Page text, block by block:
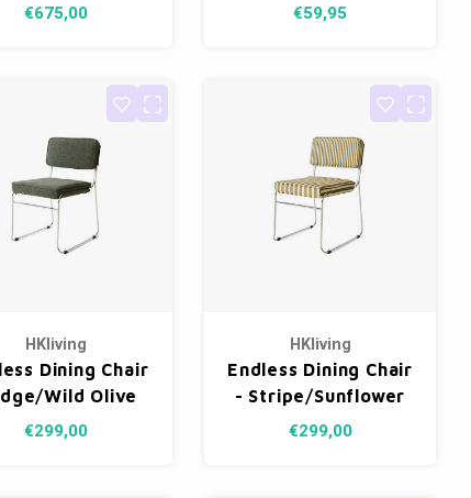
€675,00 €59,95
HKliving
Dining Chair
Wild Olive
€299,00
HKliving
Endless Dining Chair
- Stripe/Sunflower
€299,00